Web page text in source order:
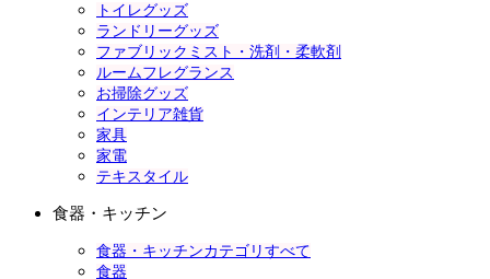
トイレグッズ
ランドリーグッズ
ファブリックミスト・洗剤・柔軟剤
ルームフレグランス
お掃除グッズ
インテリア雑貨
家具
家電
テキスタイル
食器・キッチン
食器・キッチンカテゴリすべて
食器